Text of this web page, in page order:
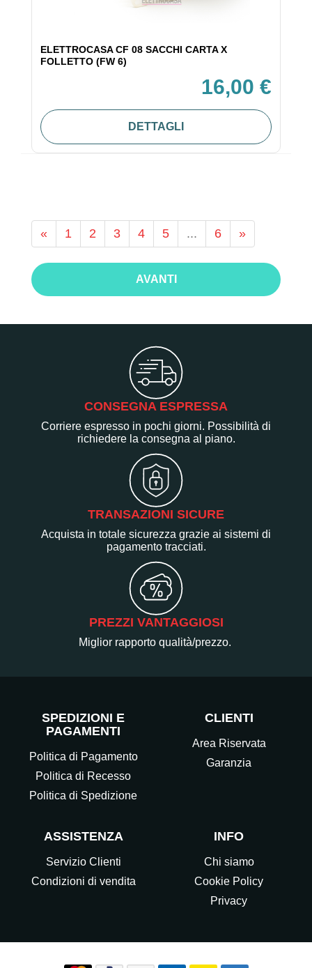
ELETTROCASA CF 08 SACCHI CARTA X
FOLLETTO (FW 6)
16,00 €
DETTAGLI
« 1 2 3 4 5 ... 6 »
AVANTI
CONSEGNA ESPRESSA
Corriere espresso in pochi giorni. Possibilità di
richiedere la consegna al piano.
TRANSAZIONI SICURE
Acquista in totale sicurezza grazie ai sistemi di
pagamento tracciati.
PREZZI VANTAGGIOSI
Miglior rapporto qualità/prezzo.
SPEDIZIONI E
PAGAMENTI
Politica di Pagamento
Politica di Recesso
Politica di Spedizione
CLIENTI
Area Riservata
Garanzia
ASSISTENZA
Servizio Clienti
Condizioni di vendita
INFO
Chi siamo
Cookie Policy
Privacy